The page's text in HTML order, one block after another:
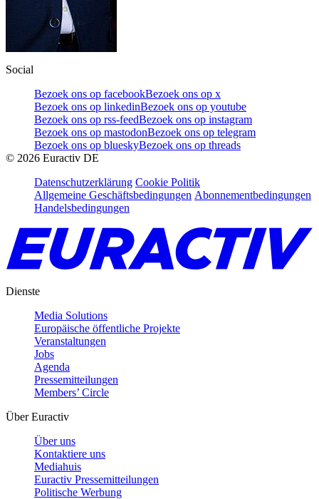
Social
Bezoek ons op facebookBezoek ons op x
Bezoek ons op linkedinBezoek ons op youtube
Bezoek ons op rss-feedBezoek ons op instagram
Bezoek ons op mastodonBezoek ons op telegram
Bezoek ons op blueskyBezoek ons op threads
© 2026 Euractiv DE
Datenschutzerklärung Cookie Politik
Allgemeine Geschäftsbedingungen Abonnementbedingungen
Handelsbedingungen
Dienste
Media Solutions
Europäische öffentliche Projekte
Veranstaltungen
Jobs
Agenda
Pressemitteilungen
Members’ Circle
Über Euractiv
Über uns
Kontaktiere uns
Mediahuis
Euractiv Pressemitteilungen
Politische Werbung